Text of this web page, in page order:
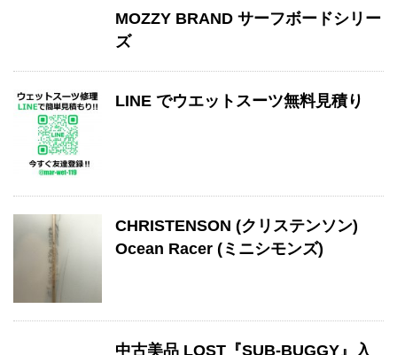
MOZZY BRAND サーフボードシリー
ズ
LINE でウエットスーツ無料見積り
CHRISTENSON (クリステンソン)
Ocean Racer (ミニシモンズ)
中古美品 LOST『SUB-BUGGY』入